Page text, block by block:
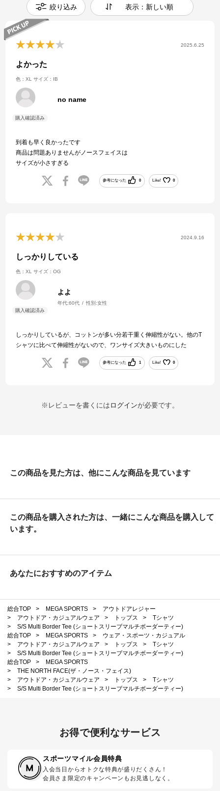
絞り込み 表示：新しい順
2025.6.25
よかった
色：XL サイズ：IB
no name
到着も早く良かったです
商品は問題ありませんがノースフェイスは
サイズが小さすぎる
参考になった 0 Like! 0
2024.9.16
しっかりしている
色：XL サイズ：OG
よよ
年代:60代 性別:女性
しっかりしているが、コットンが多い分若干重く伸縮性がない。他のT
シャツに比べて伸縮性がないので、ワンサイズ大きいものにした
参考になった 1 Like! 0
※レビューを書くにはログインが必要です。
この商品を見た方は、他にこんな商品を見ています
この商品を購入された方は、一緒にこんな商品を購入して
います。
あなたにおすすめのアイテム
総合TOP > MEGA SPORTS >
アウトドアレジャー
>
アウトドア・カジュアルウェア > トップス >
Tシャツ
>
S/S Multi Border Tee (ショートスリーブマルチボーダーティー)
総合TOP
> MEGA SPORTS >
ウェア・スポーツ・カジュアル
>
アウトドア・カジュアルウェア > トップス >
Tシャツ
>
S/S Multi Border Tee (ショートスリーブマルチボーダーティー)
総合TOP
>
MEGA SPORTS
>
THE NORTH FACE(ザ・ノース・フェイス)
>
アウトドア・カジュアルウェア > トップス >
Tシャツ
>
S/S Multi Border Tee (ショートスリーブマルチボーダーティー)
お得で便利なサービス
スポーツマイル会員特典
入会当日からオトクな特典が盛りだくさん！
会員さま限定のキャンペーンもお見逃しなく。